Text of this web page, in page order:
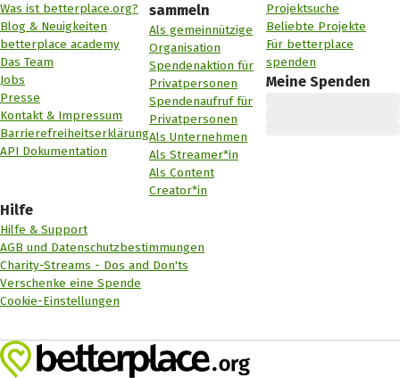
Was ist betterplace.org?
Blog & Neuigkeiten
betterplace academy
Das Team
Jobs
Presse
Kontakt & Impressum
Barrierefreiheitserklärung
API Dokumentation
sammeln
Als gemeinnützige
Organisation
Spendenaktion für
Privatpersonen
Spendenaufruf für
Privatpersonen
Als Unternehmen
Als Streamer*in
Als Content
Creator*in
Projektsuche
Beliebte Projekte
Für betterplace
spenden
Meine Spenden
Hilfe
Hilfe & Support
AGB und Datenschutzbestimmungen
Charity-Streams - Dos and Don'ts
Verschenke eine Spende
Cookie-Einstellungen